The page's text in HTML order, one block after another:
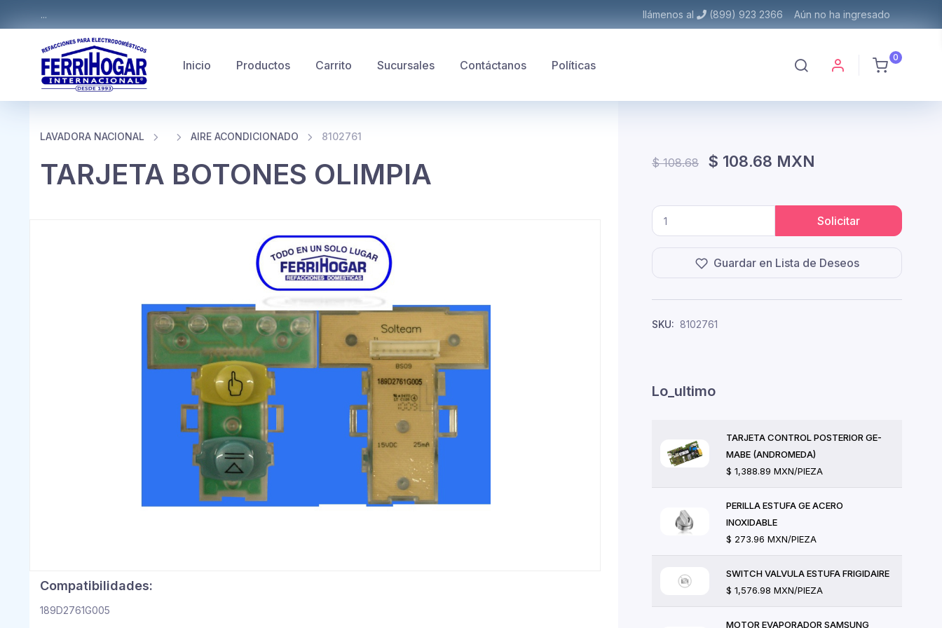
... llámenos al (899) 923 2366 Aún no ha ingresado
0
Inicio Productos Carrito Sucursales Contáctanos Políticas
LAVADORA NACIONAL AIRE ACONDICIONADO 8102761
TARJETA BOTONES OLIMPIA
Compatibilidades:
189D2761G005
$ 108.68 $ 108.68 MXN
Solicitar
Guardar en Lista de Deseos
SKU: 8102761
Lo_ultimo
TARJETA CONTROL POSTERIOR GE-
MABE (ANDROMEDA)
$ 1,388.89 MXN/PIEZA
PERILLA ESTUFA GE ACERO
INOXIDABLE
$ 273.96 MXN/PIEZA
SWITCH VALVULA ESTUFA FRIGIDAIRE
$ 1,576.98 MXN/PIEZA
MOTOR EVAPORADOR SAMSUNG